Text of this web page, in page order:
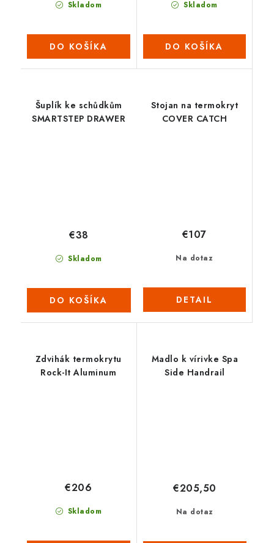
Skladom
DO KOŠÍKA
Skladom
DO KOŠÍKA
Šuplík ke schůdkům
SMARTSTEP DRAWER
Skladom
€38
DO KOŠÍKA
Stojan na termokryt
COVER CATCH
Na dotaz
€107
DETAIL
Zdvihák termokrytu
Rock-It Aluminum
Skladom
€206
Madlo k vírivke Spa
Side Handrail
Na dotaz
€205,50